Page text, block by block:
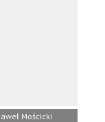
Mościcki